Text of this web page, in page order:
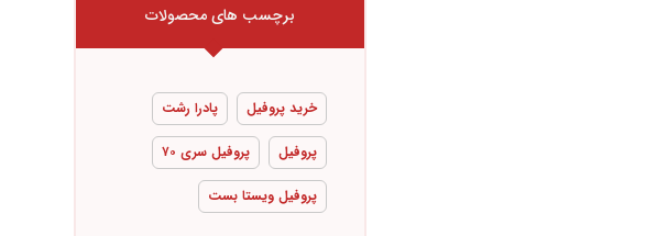
برچسب های محصولات
خرید پروفیل پادرا رشت
پروفیل پروفیل سری ۷۰
پروفیل ویستا بست